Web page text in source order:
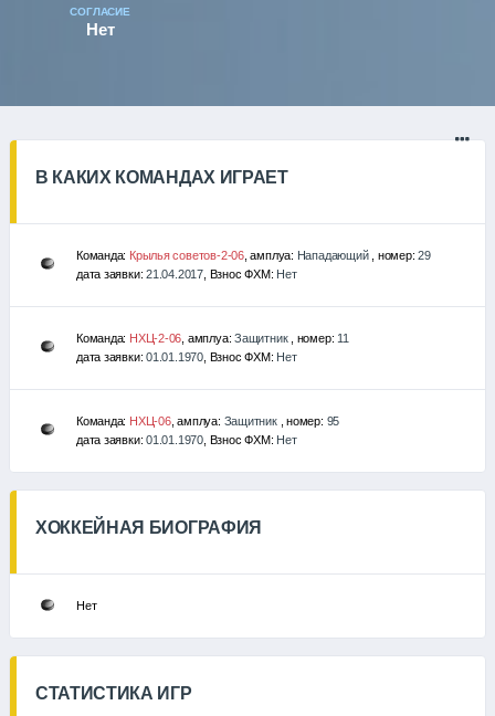
СОГЛАСИЕ
Нет
В КАКИХ КОМАНДАХ ИГРАЕТ
Команда: Крылья советов-2-06, амплуа: Нападающий, номер:29
дата заявки:21.04.2017, Взнос ФХМ: Нет
Команда: НХЦ-2-06 , амплуа:Защитник, номер: 11
дата заявки:01.01.1970, Взнос ФХМ: Нет
Команда: НХЦ-06, амплуа: Защитник, номер: 95
дата заявки:01.01.1970, Взнос ФХМ: Нет
ХОККЕЙНАЯ БИОГРАФИЯ
Нет
СТАТИСТИКА ИГР